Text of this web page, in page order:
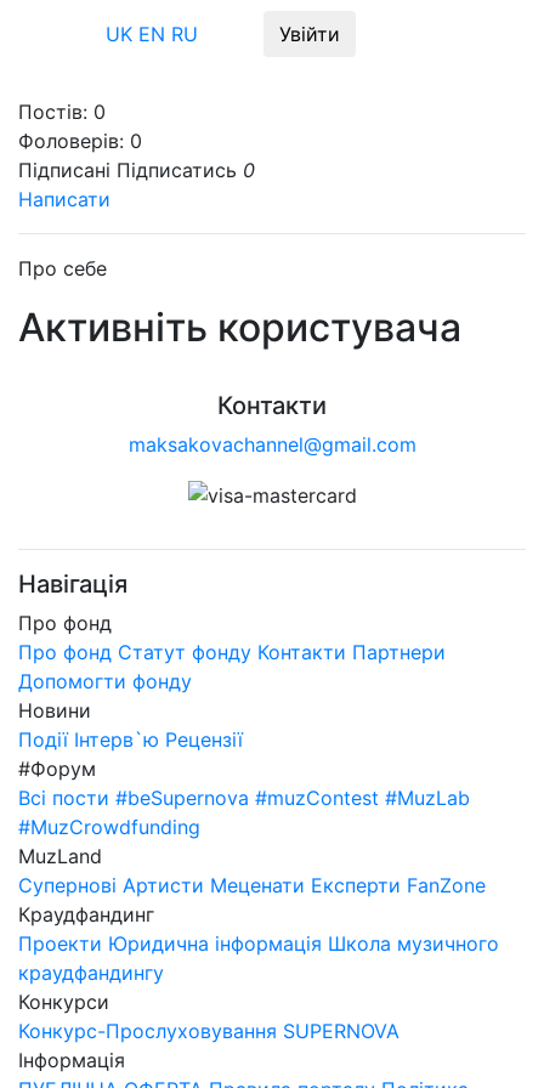
UK EN RU Увійти
Постів: 0
Фоловерів: 0
Підписані Підписатись 0
Написати
Про себе
Активніть користувача
Контакти
maksakovachannel@gmail.com
Навігація
Про фонд
Про фонд Статут фонду Контакти Партнери
Допомогти фонду
Новини
Події Інтерв`ю Рецензії
#Форум
Всі пости #beSupernova #muzContest #MuzLab
#MuzCrowdfunding
MuzLand
Супернові Артисти Меценати Експерти FanZone
Краудфандинг
Проекти Юридична інформація Школа музичного
краудфандингу
Конкурси
Конкурс-Прослуховування SUPERNOVA
Інформація